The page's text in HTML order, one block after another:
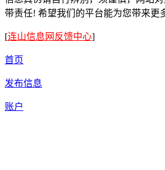
带责任! 希望我们的平台能为您带来更
[连山信息网反馈中心]
首页
发布信息
账户